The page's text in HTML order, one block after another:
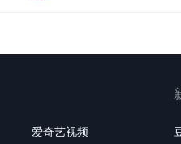
副射击】
目标将不
修复骑乘
爱奇艺视频